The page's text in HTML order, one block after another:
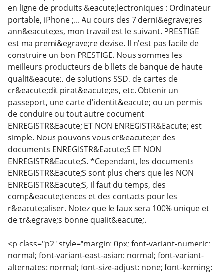
en ligne de produits &eacute;lectroniques : Ordinateur
portable, iPhone ;... Au cours des 7 derni&egrave;res
ann&eacute;es, mon travail est le suivant. PRESTIGE
est ma premi&egrave;re devise. Il n'est pas facile de
construire un bon PRESTIGE. Nous sommes les
meilleurs producteurs de billets de banque de haute
qualit&eacute;, de solutions SSD, de cartes de
cr&eacute;dit pirat&eacute;es, etc. Obtenir un
passeport, une carte d'identit&eacute; ou un permis
de conduire ou tout autre document
ENREGISTR&Eacute; ET NON ENREGISTR&Eacute; est
simple. Nous pouvons vous cr&eacute;er des
documents ENREGISTR&Eacute;S ET NON
ENREGISTR&Eacute;S. *Cependant, les documents
ENREGISTR&Eacute;S sont plus chers que les NON
ENREGISTR&Eacute;S, il faut du temps, des
comp&eacute;tences et des contacts pour les
r&eacute;aliser. Notez que le faux sera 100% unique et
de tr&egrave;s bonne qualit&eacute;.
<p class="p2" style="margin: 0px; font-variant-numeric:
normal; font-variant-east-asian: normal; font-variant-
alternates: normal; font-size-adjust: none; font-kerning: